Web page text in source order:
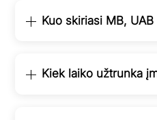
Kuo skiriasi MB, UAB
Kiek laiko užtrunka